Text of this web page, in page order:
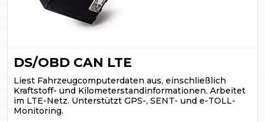
DS/OBD CAN LTE
Liest Fahrzeugcomputerdaten aus, einschließlich
Kraftstoff- und Kilometerstandinformationen. Arbeitet
im LTE-Netz. Unterstützt GPS-, SENT- und e-TOLL-
Monitoring.